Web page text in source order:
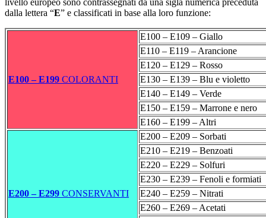
dalla lettera “E” e classificati in base alla loro funzione:
E100 – E199 COLORANTI
E100 – E109 – Giallo
E110 – E119 – Arancione
E120 – E129 – Rosso
E130 – E139 – Blu e violetto
E140 – E149 – Verde
E150 – E159 – Marrone e nero
E160 – E199 – Altri
E200 – E299 CONSERVANTI
E200 – E209 – Sorbati
E210 – E219 – Benzoati
E220 – E229 – Solfuri
E230 – E239 – Fenoli e formiati
E240 – E259 – Nitrati
E260 – E269 – Acetati